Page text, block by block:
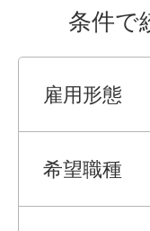
条件で
雇用形態
希望職種